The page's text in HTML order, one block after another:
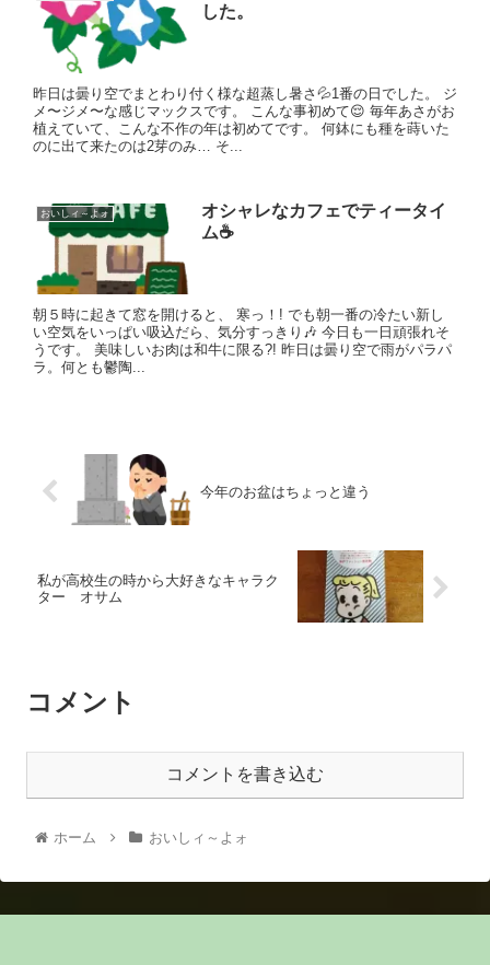
した。
昨日は曇り空でまとわり付く様な超蒸し暑さ💦1番の日でした。 ジ
メ〜ジメ〜な感じマックスです。 こんな事初めて😌 毎年あさがお
植えていて、こんな不作の年は初めてです。 何鉢にも種を蒔いた
のに出て来たのは2芽のみ… そ...
おいしィ～よォ
オシャレなカフェでティータイ
ム☕
朝５時に起きて窓を開けると、 寒っ！! でも朝一番の冷たい新し
い空気をいっぱい吸込だら、気分すっきり🎶 今日も一日頑張れそ
うです。 美味しいお肉は和牛に限る?! 昨日は曇り空で雨がパラパ
ラ。何とも鬱陶...
今年のお盆はちょっと違う
私が高校生の時から大好きなキャラク
ター オサム
コメント
コメントを書き込む
ホーム おいしィ～よォ